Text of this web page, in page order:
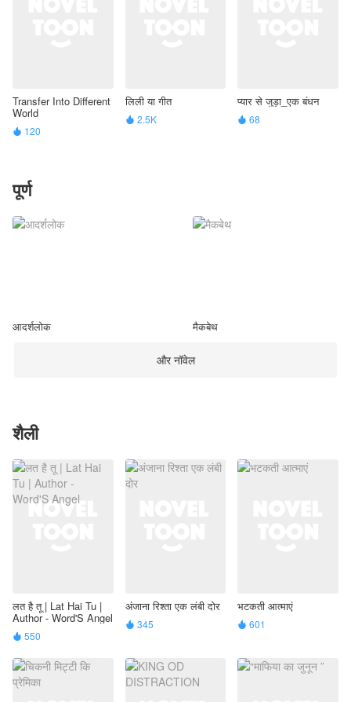
Transfer Into Different
World
 120
लिली या गीत
 2.5K
प्यार से जुड़ा_एक बंधन
 68
पूर्ण
आदर्शलोक मैकबेथ
और नॉवेल
शैली
लत है तू | Lat Hai Tu |
Author - Word'S Angel
 550
अंजाना रिश्ता एक लंबी दोर
 345
भटकती आत्माएं
 601